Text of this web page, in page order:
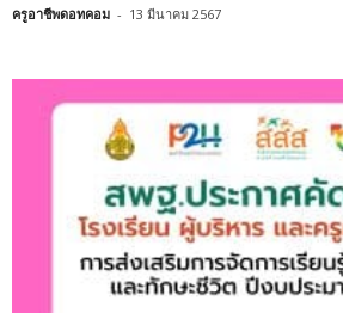
ครูอาชีพดอทคอม - 13 มีนาคม 2567